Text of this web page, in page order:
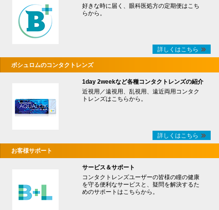
好きな時に届く、眼科医処方の定期便はこち
らから。
詳しくはこちら
ボシュロムのコンタクトレンズ
1day 2weekなど各種コンタクトレンズの紹介
近視用／遠視用、乱視用、遠近両用コンタク
トレンズはこちらから。
詳しくはこちら
お客様サポート
サービス＆サポート
コンタクトレンズユーザーの皆様の瞳の健康
を守る便利なサービスと、疑問を解決するた
めのサポートはこちらから。